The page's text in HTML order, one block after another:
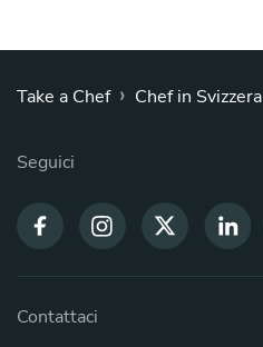
Take a Chef › Chef in Svizzera
Seguici
Contattaci